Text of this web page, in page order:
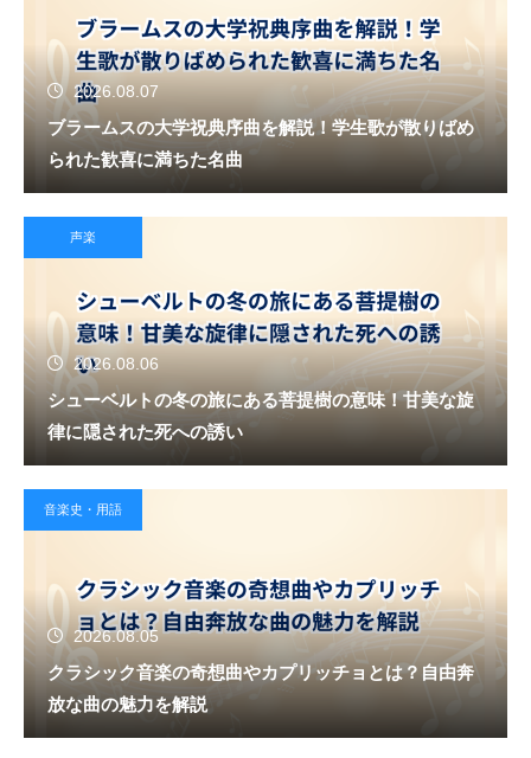
2026.08.07
ブラームスの大学祝典序曲を解説！学生歌が散りばめ
られた歓喜に満ちた名曲
声楽
2026.08.06
シューベルトの冬の旅にある菩提樹の意味！甘美な旋
律に隠された死への誘い
音楽史・用語
2026.08.05
クラシック音楽の奇想曲やカプリッチョとは？自由奔
放な曲の魅力を解説